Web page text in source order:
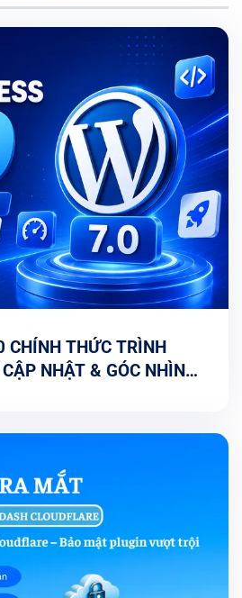
CHÍNH THỨC TRÌNH
NHẬT & GÓC NHÌN